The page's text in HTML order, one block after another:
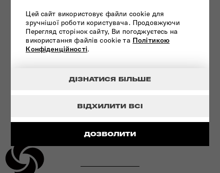
Цей сайт використовує файли cookie для
зручнішої роботи користувача. Продовжуючи
Перегляд сторінок сайту, Ви погоджуєтесь на
використання файлів cookie та Політикою
Конфіденційності.
ДОЗВОЛИТИ
ВІДХИЛИТИ ВСІ
ДІЗНАТИСЯ БІЛЬШЕ
ПЕРЕГЛЯНУТИ